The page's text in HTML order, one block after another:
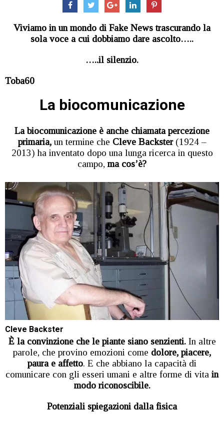
Viviamo in un mondo di Fake News trascurando la
sola voce a cui dobbiamo dare ascolto…..
…..il silenzio.
Toba60
La biocomunicazione
La biocomunicazione è anche chiamata percezione
primaria, un termine che Cleve Backster (1924 –
2013) ha inventato dopo una lunga ricerca in questo
campo, ma cos’è?
Cleve Backster
È la convinzione che le piante siano senzienti.In altre
parole, che provino emozioni come dolore, piacere,
paura e affetto. E che abbiano la capacità di
comunicare con gli esseri umani e altre forme di vita in
modo riconoscibile.
Potenziali spiegazioni dalla fisica